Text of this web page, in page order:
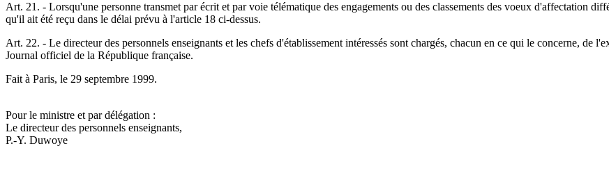
Art. 21. - Lorsqu'une personne transmet par écrit et par voie télématique des engagements ou des classements des voeux d'affectation
qu'il ait été reçu dans le délai prévu à l'article 18 ci-dessus.
Art. 22. - Le directeur des personnels enseignants et les chefs d'établissement intéressés sont chargés, chacun en ce qui le concerne, de
Journal officiel de la République française.
Fait à Paris, le 29 septembre 1999.
Pour le ministre et par délégation :
Le directeur des personnels enseignants,
P.-Y. Duwoye